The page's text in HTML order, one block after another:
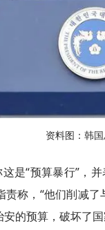
资料图：韩国
是“预算暴行”，
责称，“他们削减
的预算，破坏了